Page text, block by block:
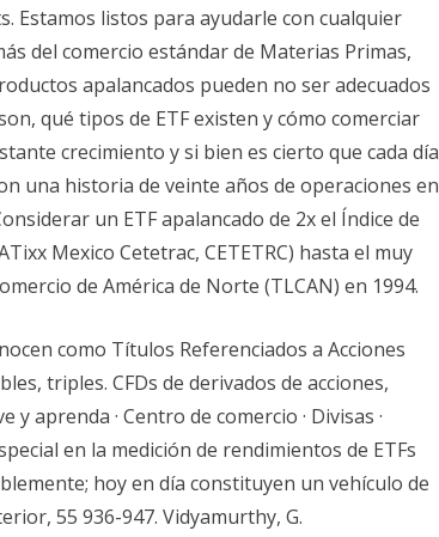
Estamos listos para ayudarle con cualquier
del comercio estándar de Materias Primas,
apalancados pueden no ser adecuados
qué tipos de ETF existen y cómo comerciar
crecimiento y si bien es cierto que cada día
una historia de veinte años de operaciones en
un ETF apalancado de 2x el Índice de
Mexico Cetetrac, CETETRC) hasta el muy
de América de Norte (TLCAN) en 1994.
como Títulos Referenciados a Acciones
triples. CFDs de derivados de acciones,
y aprenda · Centro de comercio · Divisas ·
en la medición de rendimientos de ETFs
hoy en día constituyen un vehículo de
55 936-947. Vidyamurthy, G.